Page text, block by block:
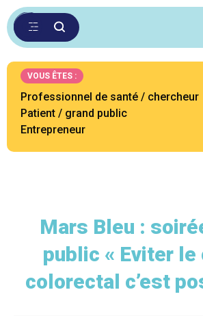
VOUS ÊTES :
Professionnel de santé / chercheur
Patient / grand public
Entrepreneur
Mars Bleu :
public « Eviter le
colorectal c’est